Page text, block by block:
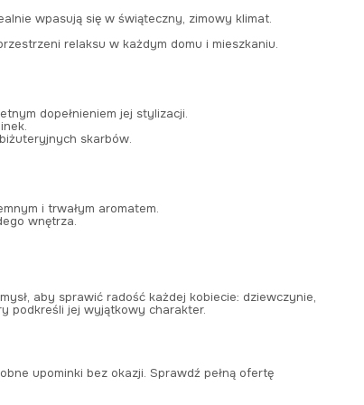
wpasują się w świąteczny, zimowy klimat.
relaksu w każdym domu i mieszkaniu.
dopełnieniem jej stylizacji.
skarbów.
i trwałym aromatem.
wnętrza.
aby sprawić radość każdej kobiecie: dziewczynie,
podkreśli jej wyjątkowy charakter.
upominki bez okazji. Sprawdź pełną ofertę